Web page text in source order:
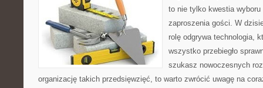
to nie tylko kwestia
zaproszenia gości. W
rolę odgrywa technologia,
wszystko przebiegło
szukasz nowoczesnych
organizację takich przedsięwzięć, to warto zwrócić uwagę na